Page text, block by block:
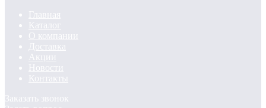
Главная
Каталог
О компании
Доставка
Акции
Новости
Контакты
Заказать звонок